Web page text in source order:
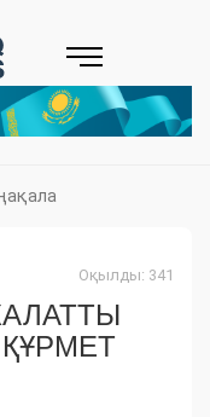
Оқылды: 341